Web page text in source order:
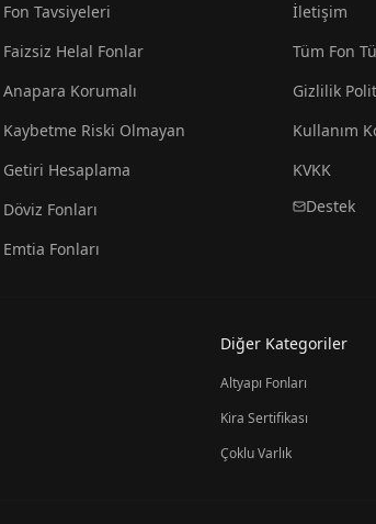
Fon Tavsiyeleri
Faizsiz Helal Fonlar
Anapara Korumalı
Kaybetme Riski Olmayan
Getiri Hesaplama
Döviz Fonları
Emtia Fonları
İletişim
Tüm Fon
Gizlilik
Kullanım
KVKK
Destek
Diğer Kategoriler
Altyapı Fonları
Kira Sertifikası
Çoklu Varlık